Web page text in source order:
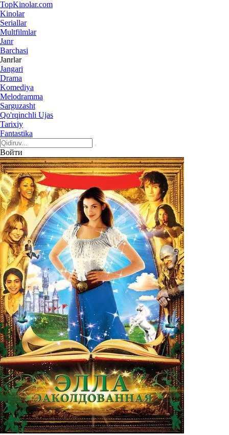
TopKinolar.com
Kinolar
Seriallar
Multfilmlar
Janr
Barchasi
Janrlar
Jangari
Drama
Komediya
Melodramma
Sarguzasht
Qo'rqinchli Ujas
Tarixiy
Fantastika
Войти